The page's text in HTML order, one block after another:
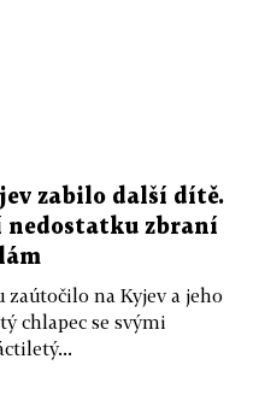
zabilo další dítě.
nedostatku zbraní
zaútočilo na Kyjev a jeho
chlapec se svými